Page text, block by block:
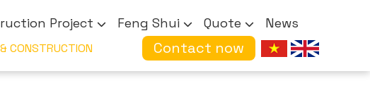
Project Feng Shui Quote News
DESIGN & CONSTRUCTION Contact now